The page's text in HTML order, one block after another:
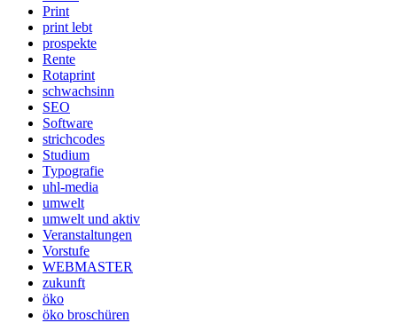
Print
print lebt
prospekte
Rente
Rotaprint
schwachsinn
SEO
Software
strichcodes
Studium
Typografie
uhl-media
umwelt
umwelt und aktiv
Veranstaltungen
Vorstufe
WEBMASTER
zukunft
öko
öko broschüren